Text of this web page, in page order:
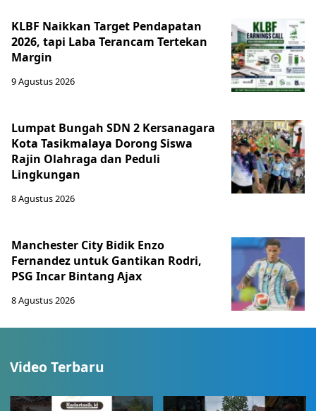
KLBF Naikkan Target Pendapatan
2026, tapi Laba Terancam Tertekan
Margin
9 Agustus 2026
Lumpat Bungah SDN 2 Kersanagara
Kota Tasikmalaya Dorong Siswa
Rajin Olahraga dan Peduli
Lingkungan
8 Agustus 2026
Manchester City Bidik Enzo
Fernandez untuk Gantikan Rodri,
PSG Incar Bintang Ajax
8 Agustus 2026
Video Terbaru